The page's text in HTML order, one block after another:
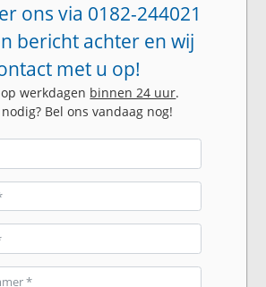
ons via 0182-244021
bericht achter en wij
met u op!
werkdagen binnen 24 uur.
Bel ons vandaag nog!